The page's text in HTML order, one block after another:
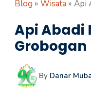
Blog » Wisata » Api
Api Abadi
Grobogan
By Danar